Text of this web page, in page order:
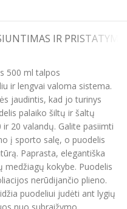
IR
500 ml talpos
ir lengvai valoma sistema.
jaudintis, kad jo turinys
palaiko šiltų ir šaltų
20 valandų. Galite pasiimti
į sporto salę, o puodelis
Paprasta, elegantiška
medžiagų kokybe. Puodelis
nerūdijančio plieno.
puodeliui judėti ant lygių